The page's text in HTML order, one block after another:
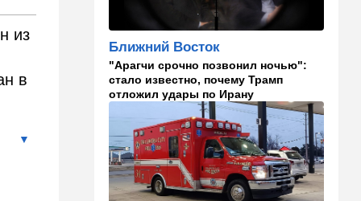
из
в
Российский след? В
Германии предотвратили
производителя дронов для
Украины
11:45 Израиль
Террорист "Нухбы",
участвовавший в резне 7
октября, работал в Газе
водителем грузовика
гумпомощи
Ближний Восток
"Арагчи срочно позвонил ночью":
стало известно, почему Трамп
отложил удары по Ирану